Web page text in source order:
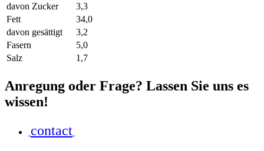
davon Zucker
3,3
Fett
34,0
davon gesättigt
3,2
Fasern
5,0
Salz
1,7
Anregung oder Frage? Lassen Sie uns es
wissen!
contact